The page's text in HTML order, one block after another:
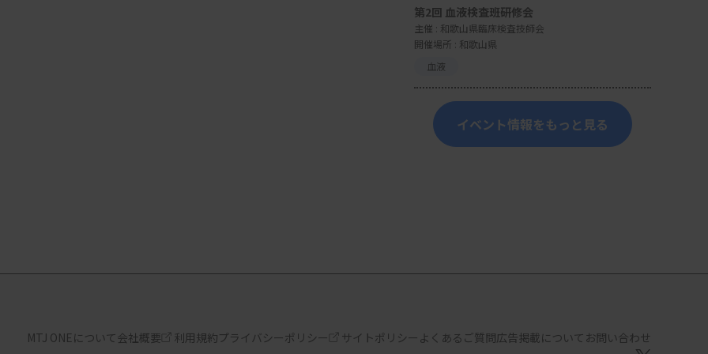
第2回 血液検査班研修会
主催 : 和歌山県臨床検査技師会
開催場所 : 和歌山県
血液
イベント情報をもっと見る
MTJ ONEについて会社概要 利用規約プライバシーポリシー サイトポリシー よくあるご質問広告掲載について お問い合わせ